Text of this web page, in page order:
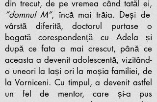
din trecut, de pe vremea când tatăl ei,
”domnul M”, încă mai trăia. Deși de
vârstă diferită, doctorul purtase o
bogată corespondență cu Adela și
după ce fata a mai crescut, până ce
aceasta a devenit adolescentă, vizitând-
o uneori la Iași ori la moșia familiei, de
la Vorniceni. Cu timpul, a devenit astfel
un fel de mentor, care și-a pus